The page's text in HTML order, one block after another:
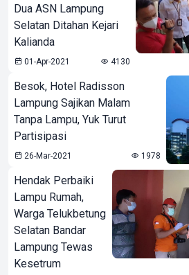
Dua ASN Lampung
Selatan Ditahan Kejari
Kalianda
01-Apr-2021 4130
Besok, Hotel Radisson
Lampung Sajikan Malam
Tanpa Lampu, Yuk Turut
Partisipasi
26-Mar-2021 1978
Hendak Perbaiki
Lampu Rumah,
Warga Telukbetung
Selatan Bandar
Lampung Tewas
Kesetrum